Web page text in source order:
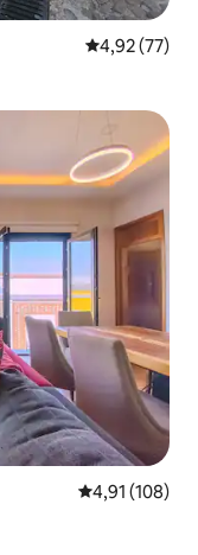
4,92 av 5 i
4,92 (77)
4,91 av 5 i
4,91 (108)